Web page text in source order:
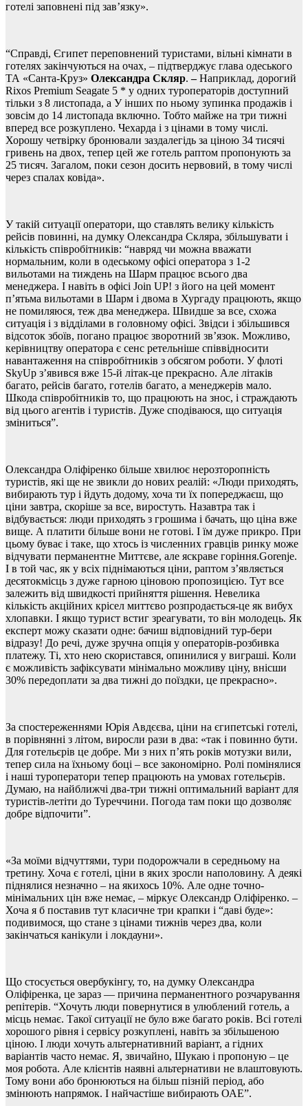
готелі заповнені під зав’язку».
“Справді, Єгипет переповнений туристами, вільні кімнати в
готелях закінчуються на очах, – підтверджує глава одеського
ТА «Санта-Круз» Олександра Скляр. –Наприклад, дорогий
Rixos Premium Seagate 5 * у одних туроператорів доступний
тільки з 8 листопада, а У інших по ньому зупинка продажів і
зовсім до 14 листопада включно. Тобто майже на три тижні
вперед все розкуплено. Чехарда і з цінами в тому числі.
Хорошу четвірку бронювали заздалегідь за ціною 34 тисячі
гривень на двох, тепер цей же готель раптом пропонують за
25 тисяч. Загалом, поки сезон досить нервовий, в тому числі
через спалах ковіда».
У такій ситуації оператори, що ставлять велику кількість
рейсів повинні, на думку Олександра Скляра, збільшувати і
кількість співробітників: “навряд чи можна вважати
нормальним, коли в одеському офісі оператора з 1-2
вильотами на тиждень на Шарм працює всього два
менеджера. І навіть в офісі Join UP! з його на цей момент
п’ятьма вильотами в Шарм і двома в Хургаду працюють, якщо
не помиляюся, теж два менеджера. Швидше за все, схожа
ситуація і з відділами в головному офісі. Звідси і збільшився
відсоток збоїв, погано працює зворотний зв’язок. Можливо,
керівництву оператора є сенс ретельніше співвідносити
навантаження на співробітників з обсягом роботи. У флоті
SkyUp з’явився вже 15-й літак-це прекрасно. Але літаків
багато, рейсів багато, готелів багато, а менеджерів мало.
Шкода співробітників то, що працюють на знос, і страждають
від цього агентів і туристів. Дуже сподіваюся, що ситуація
зміниться”.
Олександра Оліфіренко більше хвилює нерозторопність
туристів, які ще не звикли до нових реалій: «Люди приходять,
вибирають тур і йдуть додому, хоча ти їх попереджаєш, що
ціни завтра, скоріше за все, виростуть. Назавтра так і
відбувається: люди приходять з грошима і бачать, що ціна вже
вище. А платити більше вони не готові. І їм дуже прикро. При
цьому буває і таке, що хтось із численних гравців ринку може
відчувати перманентне Миттєве, але яскраве горіння.Gorenje.
І в той час, як у всіх піднімаються ціни, раптом з’являється
десятокмісць з дуже гарною ціновою пропозицією. Тут все
залежить від швидкості прийняття рішення. Невелика
кількість акційних крісел миттєво розпродається-це як вибух
хлопавки. І якщо турист встиг зреагувати, то він молодець. Як
експерт можу сказати одне: бачиш відповідний тур-бери
відразу! До речі, дуже зручна опція у операторів-розбивка
платежу. Ті, хто нею скористався, опинилися у виграші. Коли
є можливість зафіксувати мінімально можливу ціну, внісши
30% передоплати за два тижні до поїздки, це прекрасно».
За спостереженнями Юрія Авдєєва, ціни на єгипетські готелі,
в порівнянні з літом, виросли рази в два: «так і повинно бути.
Для готельєрів це добре. Ми з них п’ять років мотузки вили,
тепер сила на їхньому боці – все закономірно. Ролі помінялися
і наші туроператори тепер працюють на умовах готельєрів.
Думаю, на найближчі два-три тижні оптимальний варіант для
туристів-летіти до Туреччини. Погода там поки що дозволяє
добре відпочити”.
«За моїми відчуттями, тури подорожчали в середньому на
третину. Хоча є готелі, ціни в яких зросли наполовину. А деякі
піднялися незначно – на якихось 10%. Але одне точно-
мінімальних цін вже немає, – міркує Олександр Оліфіренко. –
Хоча я б поставив тут класичне три крапки і “даві буде»:
подивимося, що стане з цінами тижнів через два, коли
закінчаться канікули і локдауни».
Що стосується овербукінгу, то, на думку Олександра
Оліфіренка, це зараз — причина перманентного розчарування
репітерів. “Хочуть люди повернутися в улюблений готель, а
місць немає. Такої ситуації не було вже багато років. Всі готелі
хорошого рівня і сервісу розкуплені, навіть за збільшеною
ціною. І люди хочуть альтернативний варіант, а гідних
варіантів часто немає. Я, звичайно, Шукаю і пропоную – це
моя робота. Але клієнтів наявні альтернативи не влаштовують.
Тому вони або бронюються на більш пізній період, або
змінюють напрямок. І найчастіше вибирають ОАЕ”.